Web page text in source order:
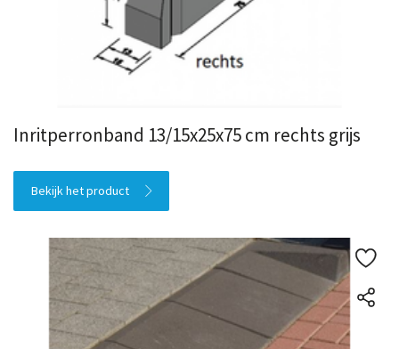
Inritperronband 13/15x25x75 cm rechts grijs
Bekijk het product